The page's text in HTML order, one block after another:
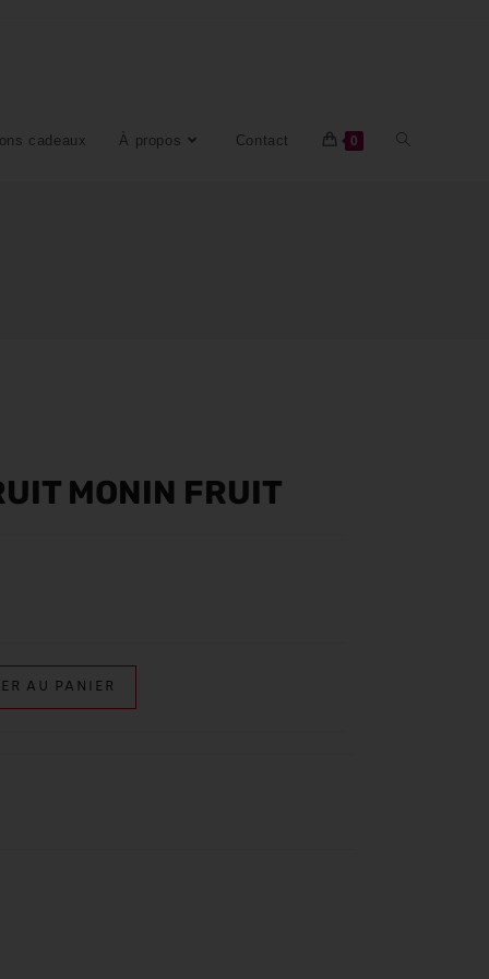
cadeaux À propos Contact 0
MONIN FRUIT
AU PANIER